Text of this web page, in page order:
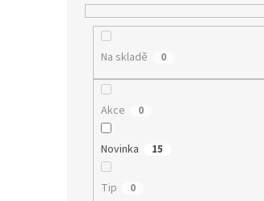
Na skladě 0
Akce 0
Novinka 15
Tip 0